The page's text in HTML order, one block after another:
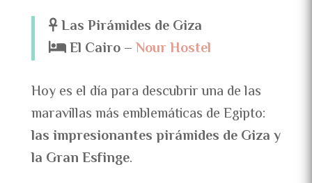
Las Pirámides de Giza
El Cairo –Nour Hostel
Hoy es el día para descubrir una de las
maravillas más emblemáticas de Egipto:
las impresionantes pirámides de Giza y
la Gran Esfinge.